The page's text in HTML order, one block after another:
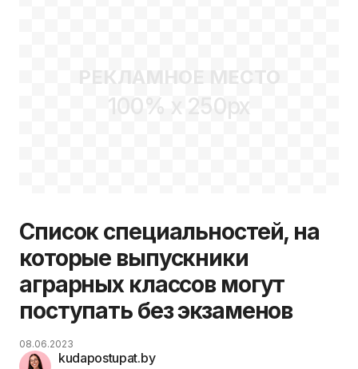
РЕКЛАМНОЕ МЕСТО
100% x 250px
Список специальностей, на
которые выпускники
аграрных классов могут
поступать без экзаменов
kudapostupat.by
08.06.2023